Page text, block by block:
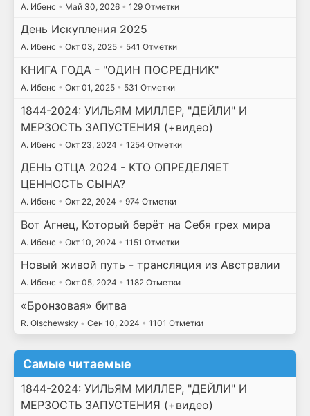
А. Ибенс • Май 30, 2026 • 129 Отметки
День Искупления 2025
А. Ибенс • Окт 03, 2025 • 541 Отметки
КНИГА ГОДА - "ОДИН ПОСРЕДНИК"
А. Ибенс • Окт 01, 2025 • 531 Отметки
1844-2024: УИЛЬЯМ МИЛЛЕР, "ДЕЙЛИ" И
МЕРЗОСТЬ ЗАПУСТЕНИЯ (+видео)
А. Ибенс • Окт 23, 2024 • 1254 Отметки
ДЕНЬ ОТЦА 2024 - КТО ОПРЕДЕЛЯЕТ
ЦЕННОСТЬ СЫНА?
А. Ибенс • Окт 22, 2024 • 974 Отметки
Вот Агнец, Который берёт на Себя грех мира
А. Ибенс • Окт 10, 2024 • 1151 Отметки
Новый живой путь - трансляция из Австралии
А. Ибенс • Окт 05, 2024 • 1182 Отметки
«Бронзовая» битва
R. Olschewsky • Сен 10, 2024 • 1101 Отметки
Самые читаемые
1844-2024: УИЛЬЯМ МИЛЛЕР, "ДЕЙЛИ" И
МЕРЗОСТЬ ЗАПУСТЕНИЯ (+видео)